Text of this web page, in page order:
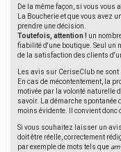
De la même façon, si vous vous
La Boucherie et que vous avez
prendre une décision.
Toutefois, attention ! un
fiabilité d'une boutique. Seul un
de la satisfaction des clients
Les avis sur CeriseClub ne
En cas de mécontentement, la
motivée par la volonté naturelle
savoir. La démarche spontanée
moins évidente. Il convient
Si vous souhaitez laisser un
doit être réelle, correctement
par exemple de mots tels que